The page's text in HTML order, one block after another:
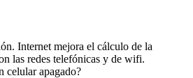
Internet mejora el cálculo de la
las redes telefónicas y de wifi.
celular apagado?